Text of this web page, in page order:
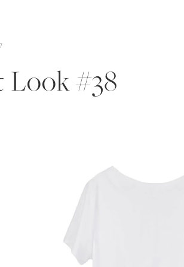
Look #38